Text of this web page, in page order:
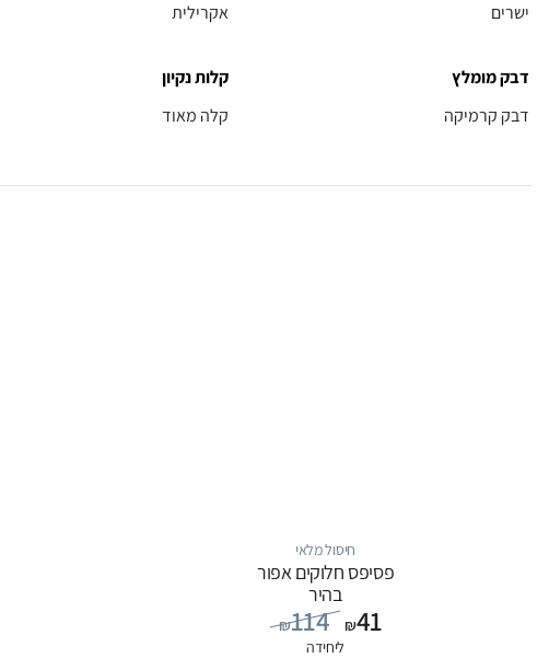
ישרים
אקרילית
דבק מומלץ
דבק קרמיקה
קלות נקיון
קלה מאוד
חיסול מלאי
פסיפס חלוקים אפור
בהיר
₪114 ₪41
ליחידה